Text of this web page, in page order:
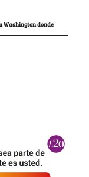
Washington donde